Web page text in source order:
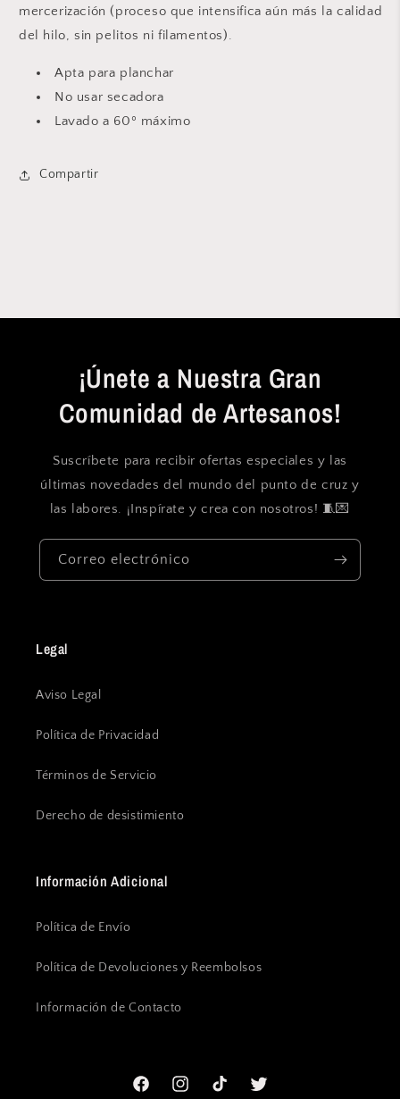
mercerización (proceso que intensifica aún más la calidad
del hilo, sin pelitos ni filamentos).
Apta para planchar
No usar secadora
Lavado a 60º máximo
Compartir
¡Únete a Nuestra Gran
Comunidad de Artesanos!
Suscríbete para recibir ofertas especiales y las
últimas novedades del mundo del punto de cruz y
las labores. ¡Inspírate y crea con nosotros! 🧵💌
Correo electrónico
Legal
Aviso Legal
Política de Privacidad
Términos de Servicio
Derecho de desistimiento
Información Adicional
Política de Envío
Política de Devoluciones y Reembolsos
Información de Contacto
FacebookInstagramTikTok Twitter